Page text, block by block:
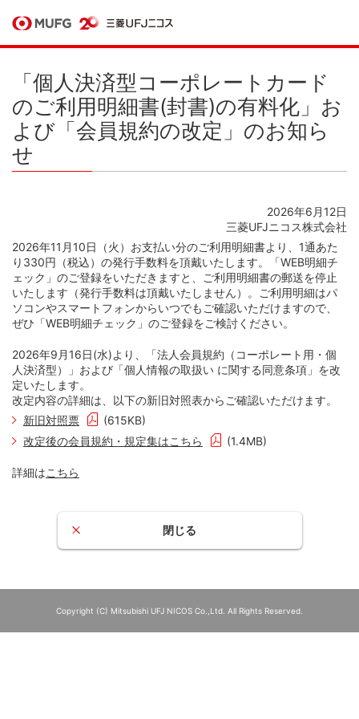
「個人決済型コーポレートカード
のご利用明細書(封書)の有料化」お
よび「会員規約の改定」のお知ら
せ
2026年6月12日
三菱UFJニコス株式会社
2026年11月10日（火）お支払い分のご利用明細書より、1通あた
り330円（税込）の発行手数料を頂戴いたします。「WEB明細チ
ェック」のご登録をいただきますと、ご利用明細書の郵送を停止
いたします（発行手数料は頂戴いたしません）。ご利用明細はパ
ソコンやスマートフォンからいつでもご確認いただけますので、
ぜひ「WEB明細チェック」のご登録をご検討ください。
2026年9月16日(水)より、「法人会員規約（コーポレート用・個
人決済型）」および「個人情報の取扱い に関する同意条項」を改
定いたします。
改定内容の詳細は、以下の新旧対照表からご確認いただけます。
新旧対照票
(615KB)
改定後の会員規約・規定集はこちら
(1.4MB)
詳細はこちら
閉じる
Copyright (C) Mitsubishi UFJ NICOS Co.,Ltd. All Rights Reserved.